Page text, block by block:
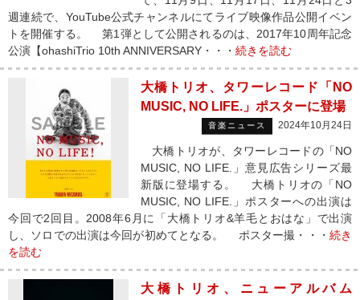
週連続で、YouTube公式チャンネルにてライブ映像作品公開イベン
トを開催する。 第1弾として公開されるのは、2017年10周年記念
公演【ohashiTrio 10th ANNIVERSARY・・・ 続きを読む
大橋トリオ、タワーレコード「NO
MUSIC, NO LIFE.」ポスターに登場
音楽ニュース 2024年10月24日
大橋トリオが、タワーレコードの「NO
MUSIC, NO LIFE.」意見広告シリーズ最
新版に登場する。 大橋トリオの「NO
MUSIC, NO LIFE.」ポスターへの出演は
今回で2回目。2008年6月に「大橋トリオ&羊毛とおはな」で出演
し、ソロでの出演は今回が初めてとなる。 ポスター撮・・・ 続き
を読む
大橋トリオ、ニューアルバム